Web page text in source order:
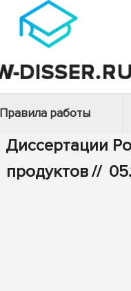
Правила работы
Диссертации
продуктов//